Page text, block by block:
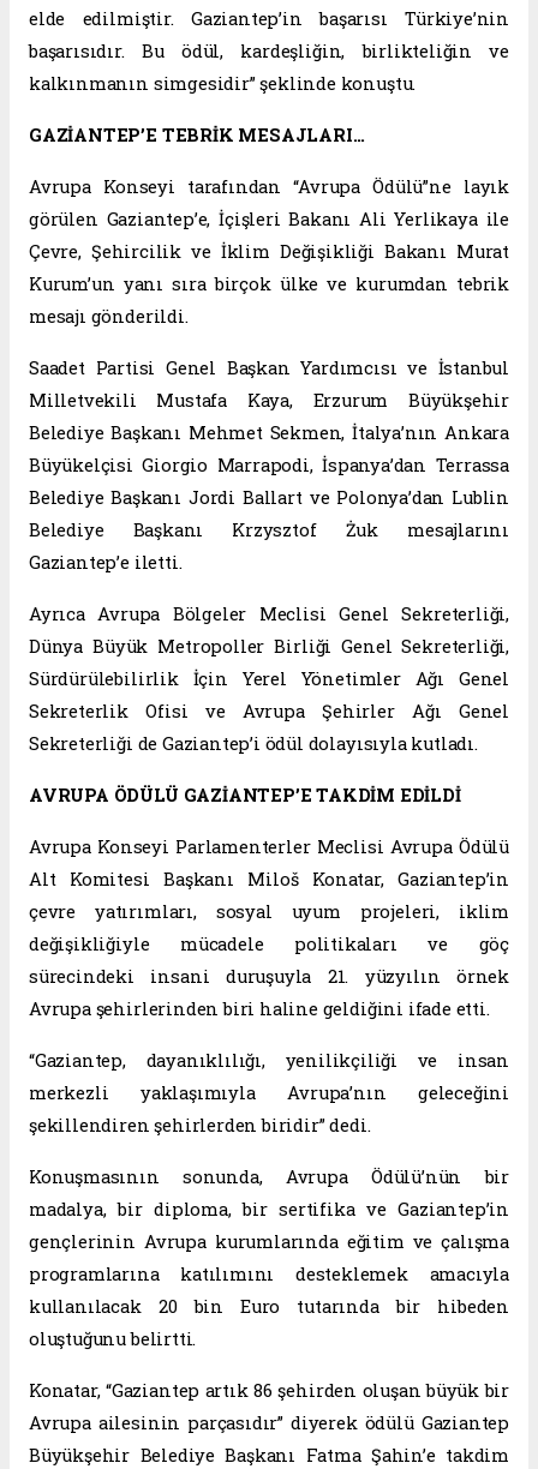
elde edilmiştir. Gaziantep’in başarısı Türkiye’nin
başarısıdır. Bu ödül, kardeşliğin, birlikteliğin ve
kalkınmanın simgesidir” şeklinde konuştu.
GAZİANTEP’E TEBRİK MESAJLARI…
Avrupa Konseyi tarafından “Avrupa Ödülü”ne layık
görülen Gaziantep’e, İçişleri Bakanı Ali Yerlikaya ile
Çevre, Şehircilik ve İklim Değişikliği Bakanı Murat
Kurum’un yanı sıra birçok ülke ve kurumdan tebrik
mesajı gönderildi.
Saadet Partisi Genel Başkan Yardımcısı ve İstanbul
Milletvekili Mustafa Kaya, Erzurum Büyükşehir
Belediye Başkanı Mehmet Sekmen, İtalya’nın Ankara
Büyükelçisi Giorgio Marrapodi, İspanya’dan Terrassa
Belediye Başkanı Jordi Ballart ve Polonya’dan Lublin
Belediye Başkanı Krzysztof Żuk mesajlarını
Gaziantep’e iletti.
Ayrıca Avrupa Bölgeler Meclisi Genel Sekreterliği,
Dünya Büyük Metropoller Birliği Genel Sekreterliği,
Sürdürülebilirlik İçin Yerel Yönetimler Ağı Genel
Sekreterlik Ofisi ve Avrupa Şehirler Ağı Genel
Sekreterliği de Gaziantep’i ödül dolayısıyla kutladı.
AVRUPA ÖDÜLÜ GAZİANTEP’E TAKDİM EDİLDİ
Avrupa Konseyi Parlamenterler Meclisi Avrupa Ödülü
Alt Komitesi Başkanı Miloš Konatar, Gaziantep’in
çevre yatırımları, sosyal uyum projeleri, iklim
değişikliğiyle mücadele politikaları ve göç
sürecindeki insani duruşuyla 21. yüzyılın örnek
Avrupa şehirlerinden biri haline geldiğini ifade etti.
“Gaziantep, dayanıklılığı, yenilikçiliği ve insan
merkezli yaklaşımıyla Avrupa’nın geleceğini
şekillendiren şehirlerden biridir” dedi.
Konuşmasının sonunda, Avrupa Ödülü’nün bir
madalya, bir diploma, bir sertifika ve Gaziantep’in
gençlerinin Avrupa kurumlarında eğitim ve çalışma
programlarına katılımını desteklemek amacıyla
kullanılacak 20 bin Euro tutarında bir hibeden
oluştuğunu belirtti.
Konatar, “Gaziantep artık 86 şehirden oluşan büyük bir
Avrupa ailesinin parçasıdır” diyerek ödülü Gaziantep
Büyükşehir Belediye Başkanı Fatma Şahin’e takdim